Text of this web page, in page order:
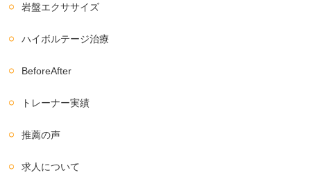
岩盤エクササイズ
ハイボルテージ治療
BeforeAfter
トレーナー実績
推薦の声
求人について